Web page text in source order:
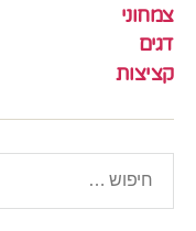
צמחוני
דגים
קציצות